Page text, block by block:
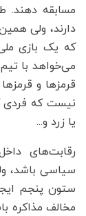
مسابقه دهند.
دارند، ولی
که یک بازی
می‌خواهد با
قرمزها و
نیست که فردی
یا زرد و...
رقابت‌های
سیاسی باشد،
ستون پنجم
مخالف مذاکره